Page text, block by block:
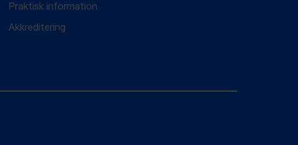
Praktisk information
Akkreditering